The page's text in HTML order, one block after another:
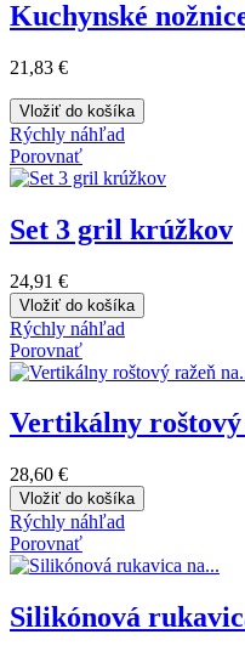
Kuchynské
21,83 €
Vložiť do košíka
Rýchly náhľad
Porovnať
Set 3 gril krúžkov
24,91 €
Vložiť do košíka
Rýchly náhľad
Porovnať
Vertikálny
28,60 €
Vložiť do košíka
Rýchly náhľad
Porovnať
Silikónová